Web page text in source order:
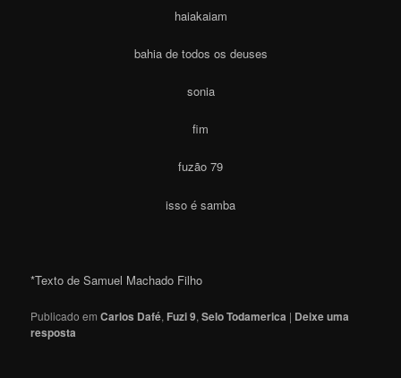
haiakaiam
bahia de todos os deuses
sonia
fim
fuzão 79
isso é samba
*Texto de Samuel Machado Filho
Publicado em Carlos Dafé, Fuzi 9,Selo Todamerica | Deixe uma
resposta